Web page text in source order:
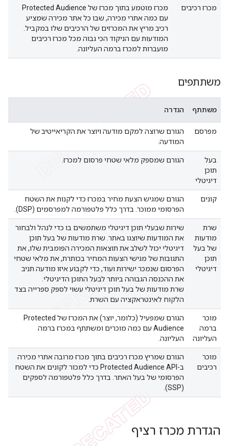
מכרז רכיבים
מכרז מוטמע בתוך מכרז של Protected Audience
עם כמה אתרי מכירה, שבו כל אתר מכירה שמציע
רכיב מריץ את המכרזים של הרכיבים שלו במקביל.
המודעות עם הניקוד הכי גבוה מכל מכרז רכיבים
מועברות למכרז ברמה העליונה.
משתתפים
משתתף הגדרה
מפרסם
הגורם שרוצה למקם מודעה ויוצר את הקריאייטיב של
המודעה.
בעל
תוכן
דיגיטלי
הגורם שמספק מלאי שטחי פרסום למכרז.
קונים
הגורם שמגיש הצעת מחיר במכרז כדי לקנות את השטח
הפרסומי ממוכר. בדרך כלל פלטפורמה למפרסמים (DSP).
שרת
מודעות
של בעל
תוכן
דיגיטלי
שירות שבעלי תוכן דיגיטלי משתמשים בו כדי לנהל ולבחור
את המודעות שיוצגו באתר. שרת מודעות של בעל תוכן
דיגיטלי יכול לשלב את תוצאות המכירה הפומבית שלו, את
התגובות של מגישי הצעות המחיר בכותרת, את מלאי שטחי
הפרסום שנמכר ישירות ועוד, כדי לקבוע איזו מודעה תניב
את ההכנסה הגבוהה ביותר לבעל התוכן הדיגיטלי.
שרת מודעות של בעל תוכן דיגיטלי עשוי לספק ספרייה בצד
הלקוח לאינטראקציה עם השרת.
מוכר
ברמה
העליונה
הגורם שמפעיל (כלומר, יוצר) את המכרז של Protected
Audience עם כמה מוכרים ומשתתף במכרז ברמה
העליונה.
מוכר
רכיבים
הגורם שמריץ מכרז רכיבים בתוך מכרז מרובה אתרי מכירה
ב-Protected Audience API כדי למכור לקונים את השטח
הפרסומי של בעל האתר. בדרך כלל פלטפורמה לספקים
(SSP).
הגדרת מכרז רציף